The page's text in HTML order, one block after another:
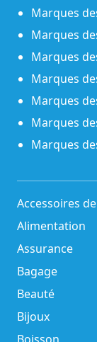
Marques
Marques
Marques
Marques
Marques
Marques
Marques
Accessoires
Alimentation
Assurance
Bagage
Beauté
Bijoux